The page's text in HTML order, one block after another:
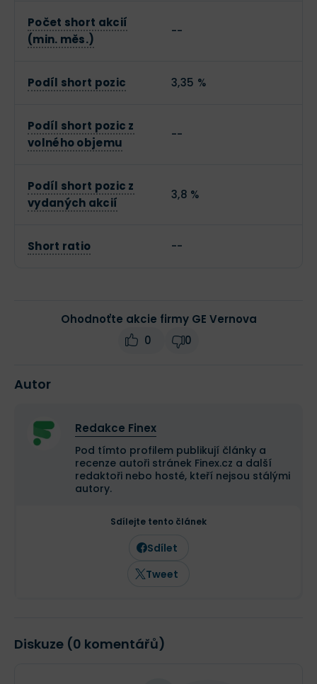
Počet short akcií
(min. měs.)
--
Podíl short pozic 3,35 %
Podíl short pozic z
volného objemu
--
Podíl short pozic z
vydaných akcií
3,8 %
Short ratio --
Ohodnoťte akcie firmy GE Vernova
0
0
Autor
Redakce Finex
Pod tímto profilem publikují články a
recenze autoři stránek Finex.cz a další
redaktoři nebo hosté, kteří nejsou stálými
autory.
Sdílejte tento článek
Sdílet
Tweet
Diskuze (0 komentářů)